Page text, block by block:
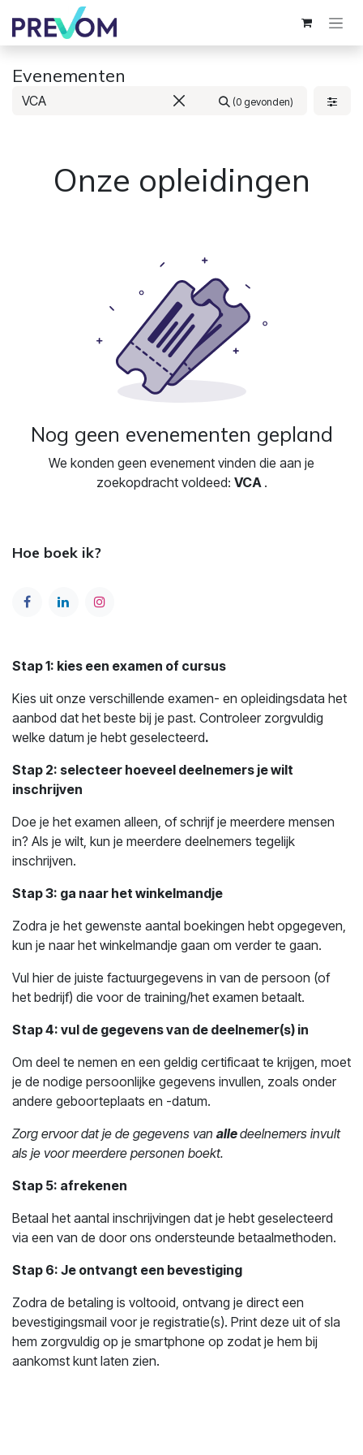
Overslaan naar inhoud
Evenementen
(0 gevonden)
Onze opleidingen
Nog geen evenementen gepland
We konden geen evenement vinden die aan je
zoekopdracht voldeed: VCA .
Hoe boek ik?
Stap 1: kies een examen of cursus
Kies uit onze verschillende examen- en opleidingsdata het
aanbod dat het beste bij je past. Controleer zorgvuldig
welke datum je hebt geselecteerd.
Stap 2: selecteer hoeveel deelnemers je wilt
inschrijven
Doe je het examen alleen, of schrijf je meerdere mensen
in? Als je wilt, kun je meerdere deelnemers tegelijk
inschrijven.
Stap 3: ga naar het winkelmandje
Zodra je het gewenste aantal boekingen hebt opgegeven,
kun je naar het winkelmandje gaan om verder te gaan.
Vul hier de juiste factuurgegevens in van de persoon (of
het bedrijf) die voor de training/het examen betaalt.
Stap 4: vul de gegevens van de deelnemer(s) in
Om deel te nemen en een geldig certificaat te krijgen, moet
je de nodige persoonlijke gegevens invullen, zoals onder
andere geboorteplaats en -datum.
Zorg ervoor dat je de gegevens van alledeelnemers invult
als je voor meerdere personen boekt.
Stap 5: afrekenen
Betaal het aantal inschrijvingen dat je hebt geselecteerd
via een van de door ons ondersteunde betaalmethoden.
Stap 6: Je ontvangt een bevestiging
Zodra de betaling is voltooid, ontvang je direct een
bevestigingsmail voor je registratie(s). Print deze uit of sla
hem zorgvuldig op je smartphone op zodat je hem bij
aankomst kunt laten zien.